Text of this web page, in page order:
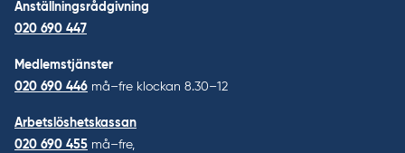
Anställningsrådgivning
020 690 447
Medlemstjänster
020 690 446 må–fre klockan 8.30–12
Arbetslöshetskassan
020 690 455 må–fre,